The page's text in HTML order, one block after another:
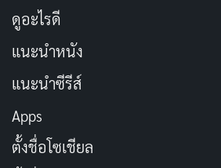
ร้าย แต่มาจากความเจ็บปวด ความรู้
ทรงพลังที่สุด ชวนให้ขนลุกและสะเทือ
น่าหงุดหงิดในเวลาเดียวกัน เธอรักน้อ
หัวใจ แต่บางทีก็มองข้ามความสามาร
ดูอะไรดี
แนะนำหนัง
แนะนำซีรีส์
Apps
ตั้งชื่อโซเชียล